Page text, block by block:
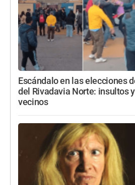
Escándalo en las elecciones
del Rivadavia Norte: insultos
vecinos